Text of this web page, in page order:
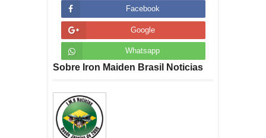
Facebook
Google
Whatsapp
Sobre Iron Maiden Brasil Noticias